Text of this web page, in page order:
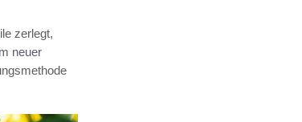
zerlegt,
neuer